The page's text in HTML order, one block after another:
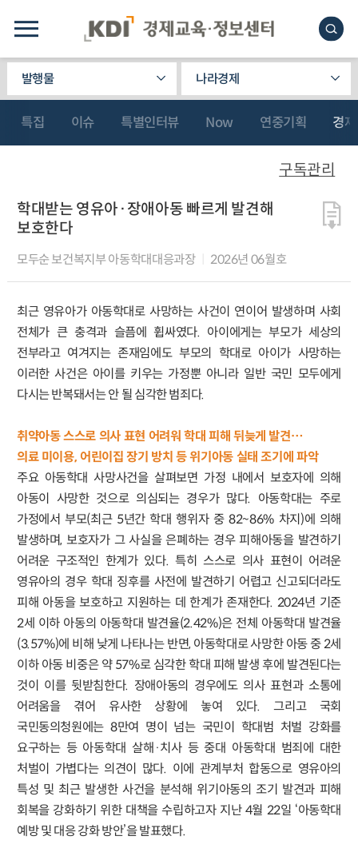
발행물 나라경제
특집 이슈 특별인터뷰 Now 연중기획 경
학대받는 영유아·장애아동 빠르게 발견해
보호한다
모두순 보건복지부 아동학대대응과장 2026년 06월호
최근 영유아가 아동학대로 사망하는 사건이 연이어 발생하며 사회
전체가 큰 충격과 슬픔에 휩싸였다. 아이에게는 부모가 세상의
전부라고 여겨지는 존재임에도 부모의 학대로 아이가 사망하는
이러한 사건은 아이를 키우는 가정뿐 아니라 일반 국민 모두에게
다시는 반복돼서는 안 될 심각한 범죄다.
취약아동 스스로 의사 표현 어려워 학대 피해 뒤늦게 발견…
의료 미이용, 어린이집 장기 방치 등 위기아동 실태 조기에 파악
주요 아동학대 사망사건을 살펴보면 가정 내에서 보호자에 의해
아동이 사망한 것으로 의심되는 경우가 많다. 아동학대는 주로
가정에서 부모(최근 5년간 학대 행위자 중 82~86% 차지)에 의해
발생하며, 보호자가 그 사실을 은폐하는 경우 피해아동을 발견하기
어려운 구조적인 한계가 있다. 특히 스스로 의사 표현이 어려운
영유아의 경우 학대 징후를 사전에 발견하기 어렵고 신고되더라도
피해 아동을 보호하고 지원하는 데 한계가 존재한다. 2024년 기준
2세 이하 아동의 아동학대 발견율(2.42%)은 전체 아동학대 발견율
(3.57%)에 비해 낮게 나타나는 반면, 아동학대로 사망한 아동 중 2세
이하 아동 비중은 약 57%로 심각한 학대 피해 발생 후에 발견된다는
것이 이를 뒷받침한다. 장애아동의 경우에도 의사 표현과 소통에
어려움을 겪어 유사한 상황에 놓여 있다. 그리고 국회
국민동의청원에는 8만여 명이 넘는 국민이 학대범 처벌 강화를
요구하는 등 아동학대 살해·치사 등 중대 아동학대 범죄에 대한
처벌이 가볍다는 의견이 많다. 이에 관계부처 합동으로 영유아의
특성 및 최근 발생한 사건을 분석해 위기아동의 조기 발견과 피해
회복을 강화하기 위한 대책을 수립하고자 지난 4월 22일 ‘아동학대
예방 및 대응 강화 방안’을 발표했다.
구독관리